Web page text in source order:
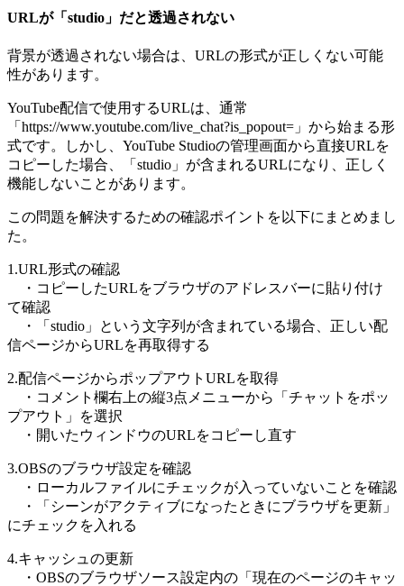
URLが「studio」だと透過されない
背景が透過されない場合は、URLの形式が正しくない可能
性があります。
YouTube配信で使用するURLは、通常
「https://www.youtube.com/live_chat?is_popout=」から始まる形
式です。しかし、YouTube Studioの管理画面から直接URLを
コピーした場合、「studio」が含まれるURLになり、正しく
機能しないことがあります。
この問題を解決するための確認ポイントを以下にまとめまし
た。
1.URL形式の確認
・コピーしたURLをブラウザのアドレスバーに貼り付け
て確認
・「studio」という文字列が含まれている場合、正しい配
信ページからURLを再取得する
2.配信ページからポップアウトURLを取得
・コメント欄右上の縦3点メニューから「チャットをポッ
プアウト」を選択
・開いたウィンドウのURLをコピーし直す
3.OBSのブラウザ設定を確認
・ローカルファイルにチェックが入っていないことを確認
・「シーンがアクティブになったときにブラウザを更新」
にチェックを入れる
4.キャッシュの更新
・OBSのブラウザソース設定内の「現在のページのキャッ